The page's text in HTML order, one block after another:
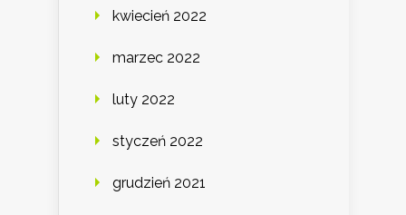
kwiecień 2022
marzec 2022
luty 2022
styczeń 2022
grudzień 2021